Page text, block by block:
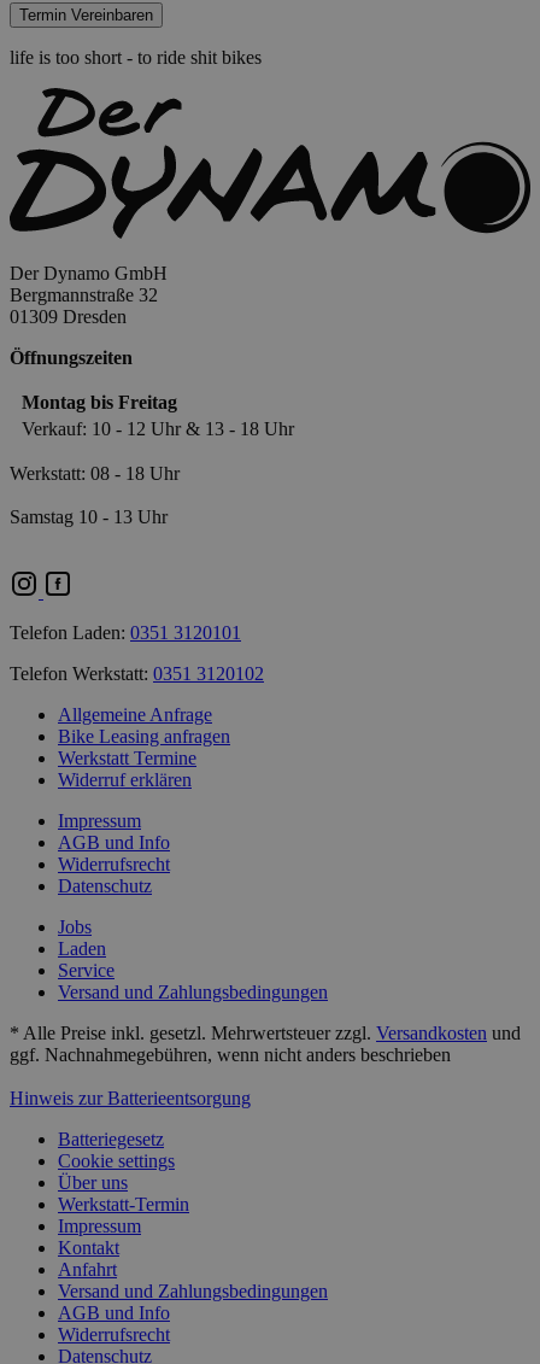
life is too short - to ride shit bikes
Der Dynamo GmbH
Bergmannstraße 32
01309 Dresden
Öffnungszeiten
Montag bis Freitag
Verkauf: 10 - 12 Uhr & 13 - 18 Uhr
Werkstatt: 08 - 18 Uhr
Samstag 10 - 13 Uhr
Telefon Laden: 0351 3120101
Telefon Werkstatt: 0351 3120102
Allgemeine Anfrage
Bike Leasing anfragen
Werkstatt Termine
Widerruf erklären
Impressum
AGB und Info
Widerrufsrecht
Datenschutz
Jobs
Laden
Service
Versand und Zahlungsbedingungen
* Alle Preise inkl. gesetzl. Mehrwertsteuer zzgl. Versandkosten und
ggf. Nachnahmegebühren, wenn nicht anders beschrieben
Hinweis zur Batterieentsorgung
Batteriegesetz
Cookie settings
Über uns
Werkstatt-Termin
Impressum
Kontakt
Anfahrt
Versand und Zahlungsbedingungen
AGB und Info
Widerrufsrecht
Datenschutz